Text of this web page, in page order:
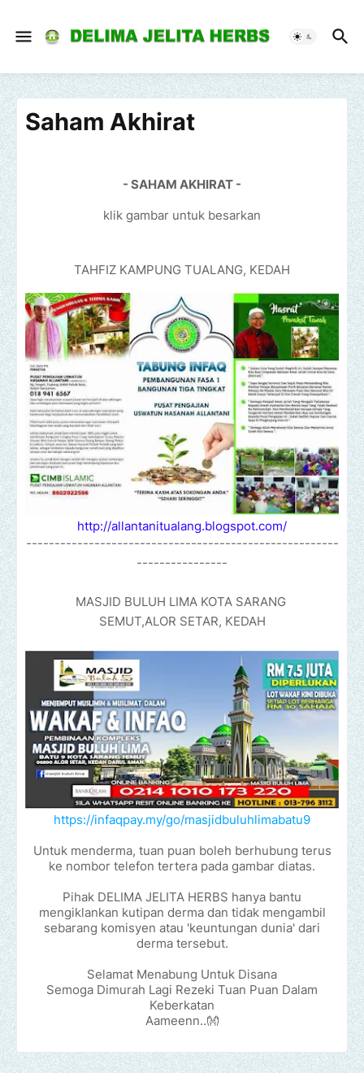
Saham Akhirat
- SAHAM AKHIRAT -
klik gambar untuk besarkan
TAHFIZ KAMPUNG TUALANG, KEDAH
http://allantanitualang.blogspot.com/
-------------------------------------------------------
----------------
MASJID BULUH LIMA KOTA SARANG
SEMUT,ALOR SETAR, KEDAH
https://infaqpay.my/go/masjidbuluhlimabatu9
Untuk menderma, tuan puan boleh berhubung terus
ke nombor telefon tertera pada gambar diatas.
Pihak DELIMA JELITA HERBS hanya bantu
mengiklankan kutipan derma dan tidak mengambil
sebarang komisyen atau 'keuntungan dunia' dari
derma tersebut.
Selamat Menabung Untuk Disana
Semoga Dimurah Lagi Rezeki Tuan Puan Dalam
Keberkatan
Aameenn..👐